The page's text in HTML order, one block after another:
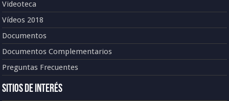
Videoteca
Vídeos 2018
Documentos
Documentos Complementarios
Preguntas Frecuentes
Sitios de Interés